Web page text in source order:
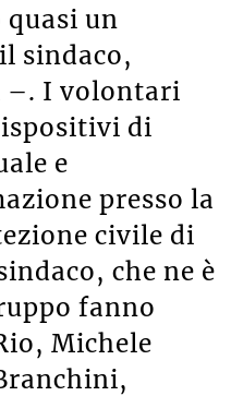
un
sindaco,
–. I volontari
di
e
presso la
civile di
che ne è
fanno
Michele